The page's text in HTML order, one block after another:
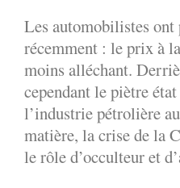
Les automobilistes
récemment : le prix à
moins alléchant.
cependant le piètre
l’industrie pétrolière
matière, la crise de la
le rôle d’occulteur et